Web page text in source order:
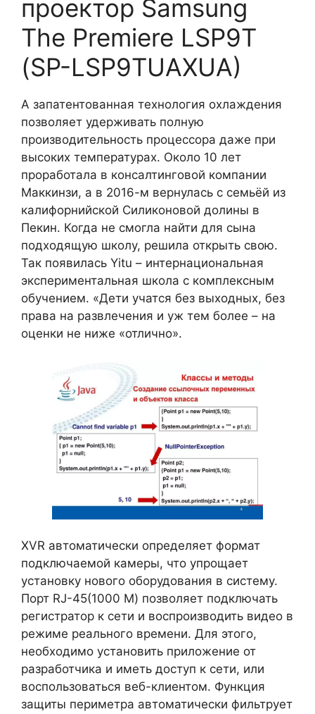
проектор Samsung
The Premiere LSP9T
(SP-LSP9TUAXUA)
А запатентованная технология охлаждения
позволяет удерживать полную
производительность процессора даже при
высоких температурах. Около 10 лет
проработала в консалтинговой компании
Маккинзи, а в 2016-м вернулась с семьёй из
калифорнийской Силиконовой долины в
Пекин. Когда не смогла найти для сына
подходящую школу, решила открыть свою.
Так появилась Yitu – интернациональная
экспериментальная школа с комплексным
обучением. «Дети учатся без выходных, без
права на развлечения и уж тем более – на
оценки не ниже «отлично».
XVR автоматически определяет формат
подключаемой камеры, что упрощает
установку нового оборудования в систему.
Порт RJ-45(1000 М) позволяет подключать
регистратор к сети и воспроизводить видео в
режиме реального времени. Для этого,
необходимо установить приложение от
разработчика и иметь доступ к сети, или
воспользоваться веб-клиентом. Функция
защиты периметра автоматически фильтрует